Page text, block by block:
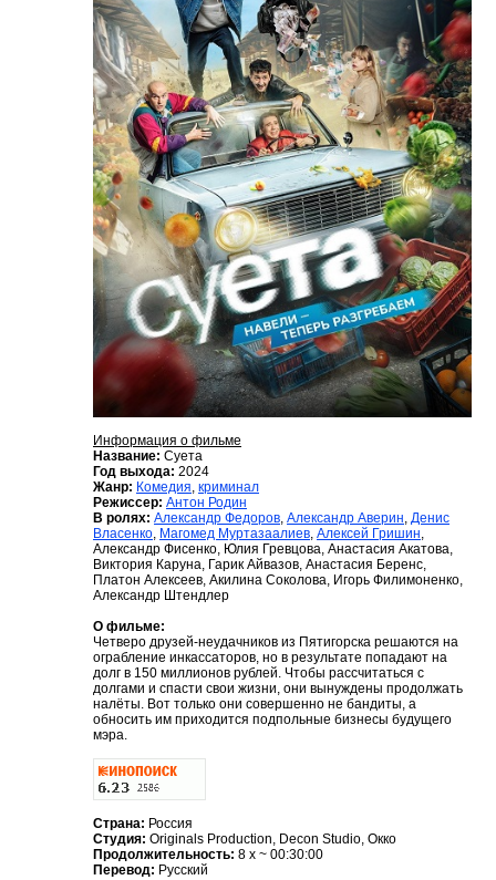
Информация о фильме
Название: Суета
Год выхода: 2024
Жанр: Комедия, криминал
Режиссер: Антон Родин
В ролях: Александр Федоров, Александр Аверин, Денис
Власенко, Магомед Муртазаалиев, Алексей Гришин,
Александр Фисенко, Юлия Гревцова, Анастасия Акатова,
Виктория Каруна, Гарик Айвазов, Анастасия Беренс,
Платон Алексеев, Акилина Соколова, Игорь Филимоненко,
Александр Штендлер
О фильме:
Четверо друзей-неудачников из Пятигорска решаются на
ограбление инкассаторов, но в результате попадают на
долг в 150 миллионов рублей. Чтобы рассчитаться с
долгами и спасти свои жизни, они вынуждены продолжать
налёты. Вот только они совершенно не бандиты, а
обносить им приходится подпольные бизнесы будущего
мэра.
Страна: Россия
Студия: Originals Production, Decon Studio, Окко
Продолжительность: 8 x ~ 00:30:00
Перевод: Русский